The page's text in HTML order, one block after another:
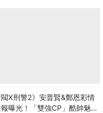
閥X刑警2》安普賢&鄭恩彩情
曝光！「雙強CP」酷帥魅